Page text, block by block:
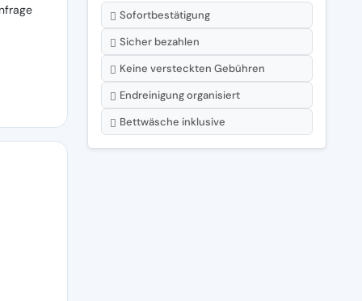
Sofortbestätigung
Sicher bezahlen
Keine versteckten Gebühren
Endreinigung organisiert
Bettwäsche inklusive